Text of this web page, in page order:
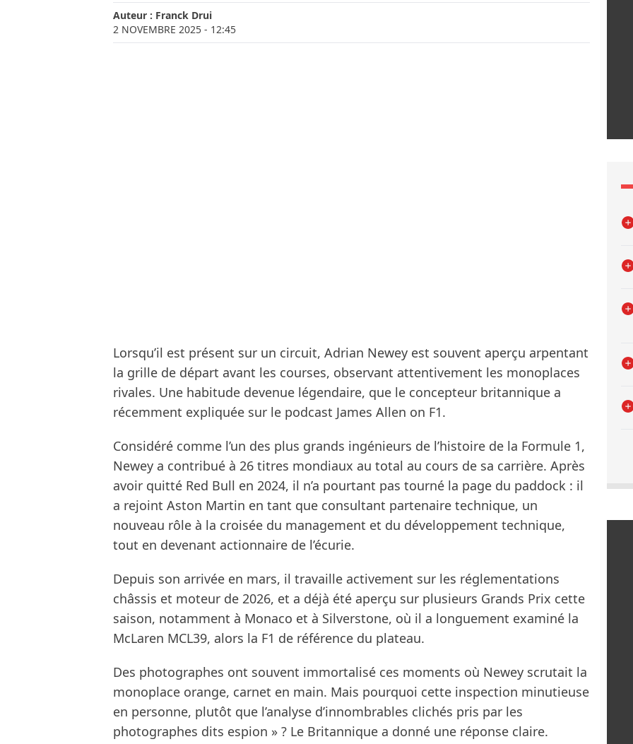
Auteur : Franck Drui
2 NOVEMBRE 2025 - 12:45
Lorsqu’il est présent sur un circuit, Adrian Newey est souvent aperçu arpentant
la grille de départ avant les courses, observant attentivement les monoplaces
rivales. Une habitude devenue légendaire, que le concepteur britannique a
récemment expliquée sur le podcast James Allen on F1.
Considéré comme l’un des plus grands ingénieurs de l’histoire de la Formule 1,
Newey a contribué à 26 titres mondiaux au total au cours de sa carrière. Après
avoir quitté Red Bull en 2024, il n’a pourtant pas tourné la page du paddock : il
a rejoint Aston Martin en tant que consultant partenaire technique, un
nouveau rôle à la croisée du management et du développement technique,
tout en devenant actionnaire de l’écurie.
Depuis son arrivée en mars, il travaille activement sur les réglementations
châssis et moteur de 2026, et a déjà été aperçu sur plusieurs Grands Prix cette
saison, notamment à Monaco et à Silverstone, où il a longuement examiné la
McLaren MCL39, alors la F1 de référence du plateau.
Des photographes ont souvent immortalisé ces moments où Newey scrutait la
monoplace orange, carnet en main. Mais pourquoi cette inspection minutieuse
en personne, plutôt que l’analyse d’innombrables clichés pris par les
photographes dits espion » ? Le Britannique a donné une réponse claire.